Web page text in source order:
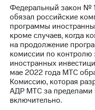
МТС
о технологиях
Достижения
Интервью
Финансовая
отчетность
Контакты
Федеральный закон №
обязал российские
программы
кроме случаев, когда
на продолжение
комиссии по контролю
иностранных
мае 2022 года МТС
Комиссию, которая
АДР МТС за пределами
включительно.